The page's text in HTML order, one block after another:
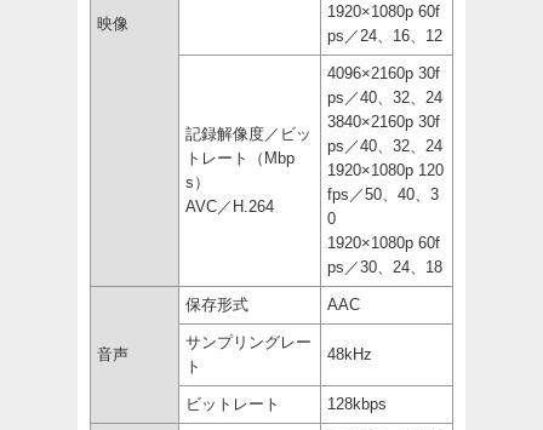
映像
1920×1080p 60f
ps／24、16、12
記録解像度／ビッ
トレート（Mbp
s）
AVC／H.264
4096×2160p 30f
ps／40、32、24
3840×2160p 30f
ps／40、32、24
1920×1080p 120
fps／50、40、3
0
1920×1080p 60f
ps／30、24、18
音声
保存形式 AAC
サンプリングレー
ト
48kHz
ビットレート 128kbps